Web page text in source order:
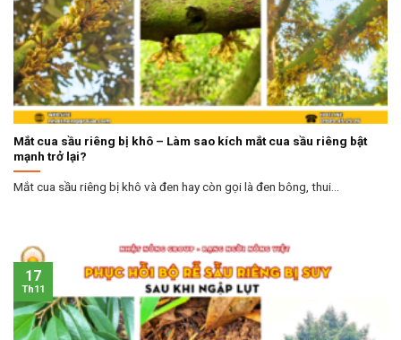
Mắt cua sầu riêng bị khô – Làm sao kích mắt cua sầu riêng bật
mạnh trở lại?
Mắt cua sầu riêng bị khô và đen hay còn gọi là đen bông, thui...
17
Th11